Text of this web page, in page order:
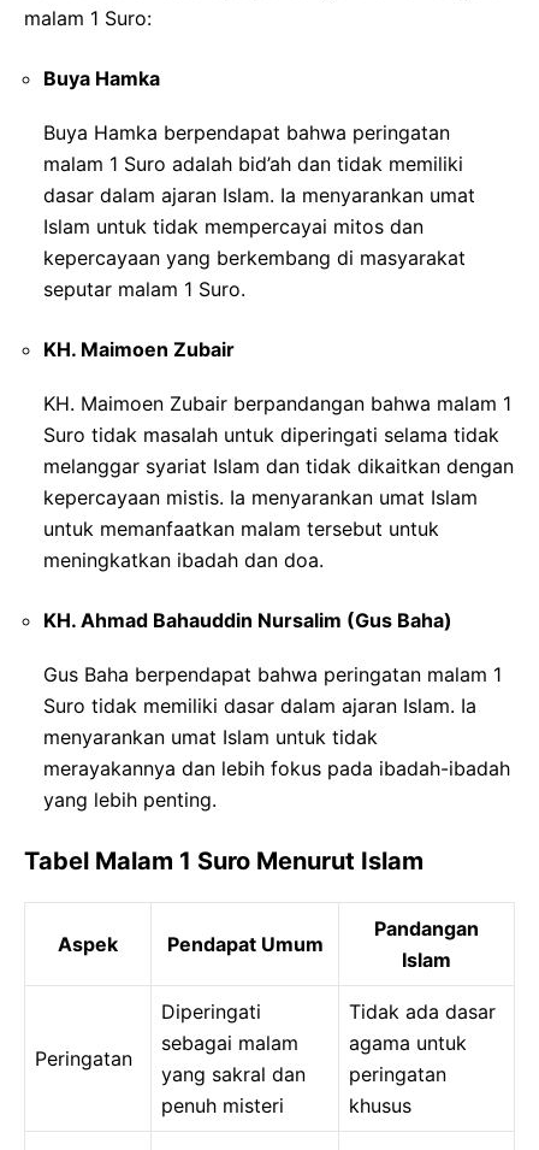
malam 1 Suro:
Buya Hamka
Buya Hamka berpendapat bahwa peringatan
malam 1 Suro adalah bid’ah dan tidak memiliki
dasar dalam ajaran Islam. Ia menyarankan umat
Islam untuk tidak mempercayai mitos dan
kepercayaan yang berkembang di masyarakat
seputar malam 1 Suro.
KH. Maimoen Zubair
KH. Maimoen Zubair berpandangan bahwa malam 1
Suro tidak masalah untuk diperingati selama tidak
melanggar syariat Islam dan tidak dikaitkan dengan
kepercayaan mistis. Ia menyarankan umat Islam
untuk memanfaatkan malam tersebut untuk
meningkatkan ibadah dan doa.
KH. Ahmad Bahauddin Nursalim (Gus Baha)
Gus Baha berpendapat bahwa peringatan malam 1
Suro tidak memiliki dasar dalam ajaran Islam. Ia
menyarankan umat Islam untuk tidak
merayakannya dan lebih fokus pada ibadah-ibadah
yang lebih penting.
Tabel Malam 1 Suro Menurut Islam
Aspek Pendapat Umum
Pandangan
Islam
Peringatan
Diperingati
sebagai malam
yang sakral dan
penuh misteri
Tidak ada dasar
agama untuk
peringatan
khusus